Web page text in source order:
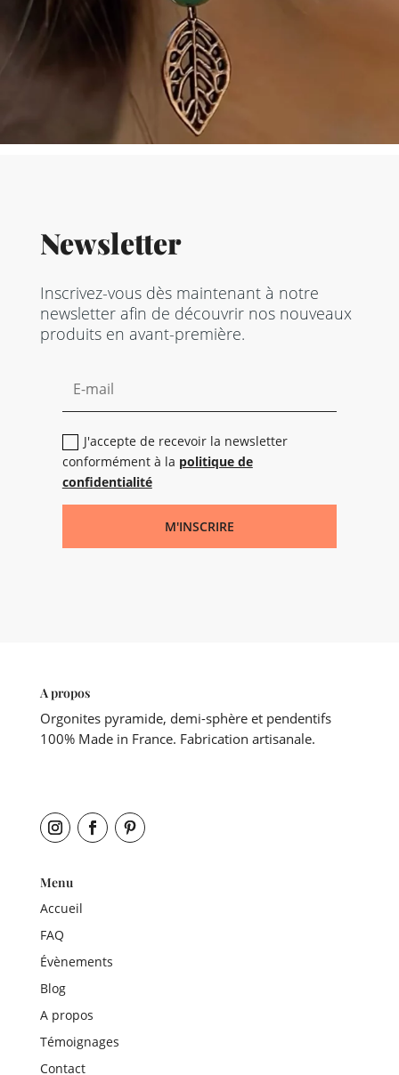
Newsletter
Inscrivez-vous dès maintenant à notre
newsletter afin de découvrir nos nouveaux
produits en avant-première.
J'accepte de recevoir la newsletter
conformément à la politique de
confidentialité
M'INSCRIRE
A propos
Orgonites pyramide, demi-sphère et pendentifs
100% Made in France. Fabrication artisanale.
Menu
Accueil
FAQ
Évènements
Blog
A propos
Témoignages
Contact